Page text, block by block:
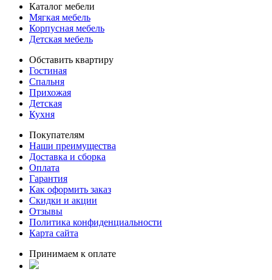
Каталог мебели
Мягкая мебель
Корпусная мебель
Детская мебель
Обставить квартиру
Гостиная
Спальня
Прихожая
Детская
Кухня
Покупателям
Наши преимущества
Доставка и сборка
Оплата
Гарантия
Как оформить заказ
Скидки и акции
Отзывы
Политика конфиденциальности
Карта сайта
Принимаем к оплате